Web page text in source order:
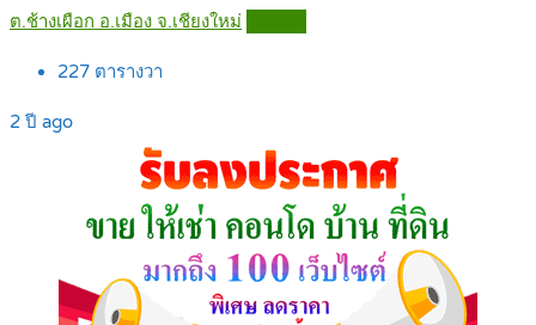
ต.ช้างเผือก อ.เมือง จ.เชียงใหม่
227 ตารางวา
2 ปี ago